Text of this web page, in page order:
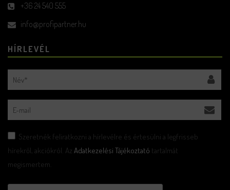
+36 24 540 555
info@profipartner.hu
HÍRLEVÉL
Szeretnék feliratkozni a hírlevélre és értesülni a legfrisseb
hírekről, akciókról. Az Adatkezelési Tájékoztató tartalmát
megismertem.